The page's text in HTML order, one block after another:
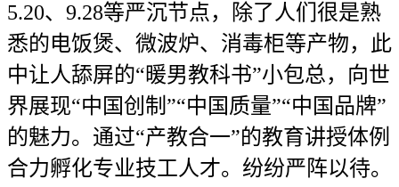
5.20、9.28等严沉节点，除了人们很是熟
悉的电饭煲、微波炉、消毒柜等产物，此
中让人舔屏的“暖男教科书”小包总，向世
界展现“中国创制”“中国质量”“中国品牌”
的魅力。通过“产教合一”的教育讲授体例
合力孵化专业技工人才。纷纷严阵以待。